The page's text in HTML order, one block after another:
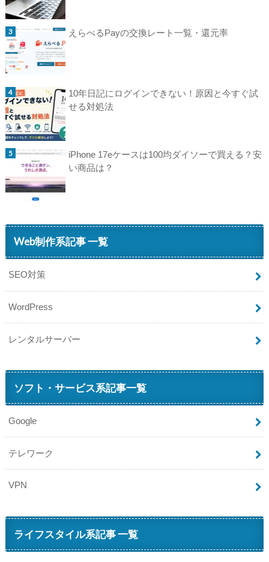
えらべるPayの交換レート一覧・還元率
10年日記にログインできない！原因と今すぐ試
せる対処法
iPhone 17eケースは100均ダイソーで買える？安
い商品は？
Web制作系記事 一覧
SEO対策
WordPress
レンタルサーバー
ソフト・サービス系記事一覧
Google
テレワーク
VPN
ライフスタイル系記事 一覧